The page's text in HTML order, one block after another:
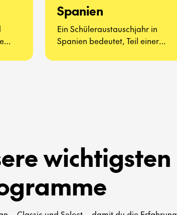
Spanien
Ein Schüleraustauschjahr in
Spanien bedeutet, Teil einer
wichtigsten